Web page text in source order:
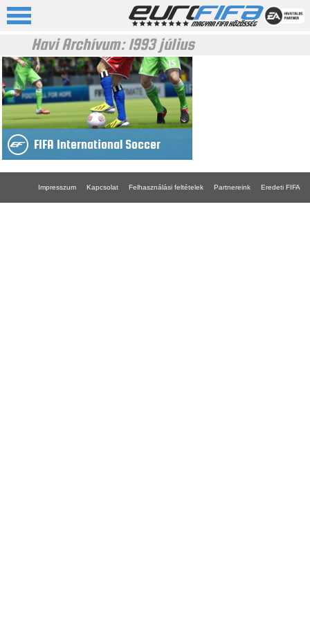
Havi Archívum:1993 július
FIFA International Soccer
Impresszum Kapcsolat Felhasználási feltételek Partnereink Eredeti FIFA